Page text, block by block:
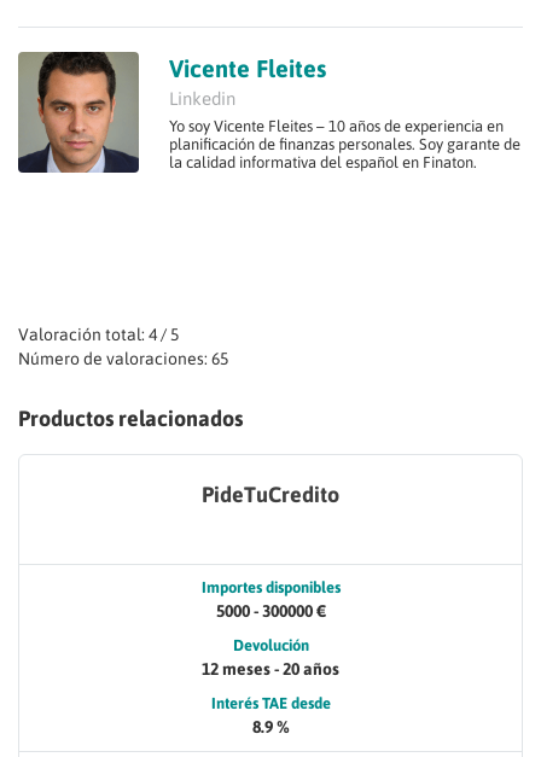
Vicente Fleites
Linkedin
Yo soy Vicente Fleites – 10 años de experiencia en
planificación de finanzas personales. Soy garante de
la calidad informativa del español en Finaton.
Valoración total: 4 / 5
Número de valoraciones: 65
Productos relacionados
PideTuCredito
Importes disponibles
5000 - 300000 €
Devolución
12 meses - 20 años
Interés TAE desde
8.9 %